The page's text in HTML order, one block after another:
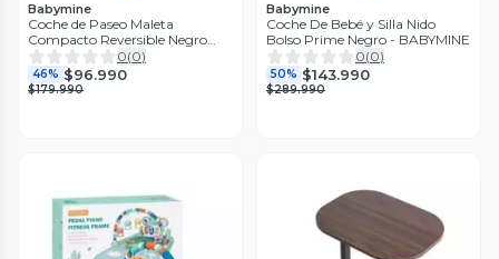
Babymine
Coche de Paseo Maleta
Compacto Reversible Negro
BABYMINE
0(0)
46% $96.990
$179.990
Babymine
Coche De Bebé y Silla Nido
Bolso Prime Negro - BABYMINE
0(0)
50% $143.990
$289.990